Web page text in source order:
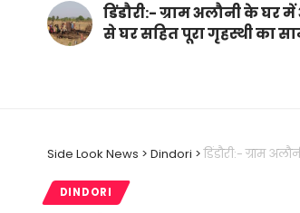
डिंडौरी:- ग्राम अलौनी के
से घर सहित पूरा गृहस्थी का
Side Look News > Dindori >डिंडौरी:- ग्राम
DINDORI